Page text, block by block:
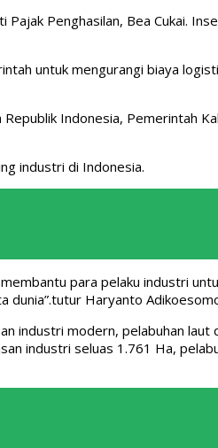
Penghasilan, Bea Cukai.
untuk mengurangi biaya
Indonesia, Pemerintah
industri di Indonesia.
para pelaku industri
Haryanto
industri modern, pelabuhan
industri seluas 1.761 Ha,